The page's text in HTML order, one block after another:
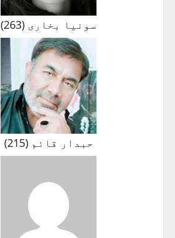
سونیا بخاری (
263
)
حبدار قائم(
215
)